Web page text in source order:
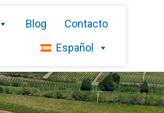
Blog
Contacto
Español